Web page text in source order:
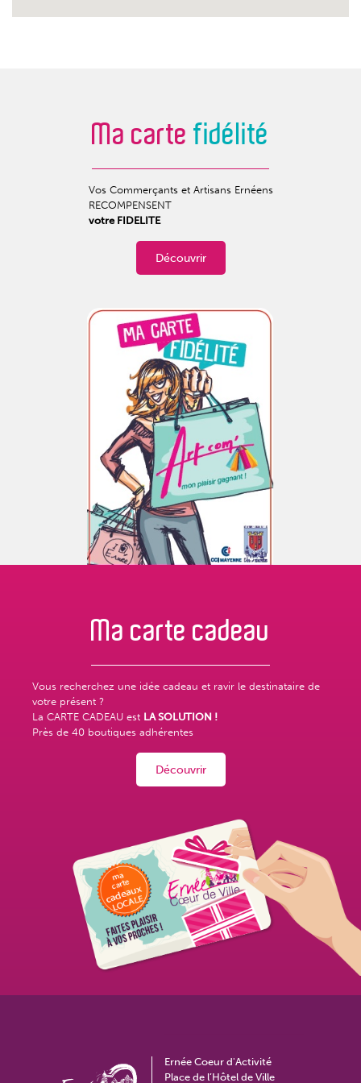
Ma carte fidélité
Vos Commerçants et Artisans Ernéens
RECOMPENSENT
votre FIDELITE
Découvrir
Ma carte cadeau
Vous recherchez une idée cadeau et ravir le destinataire de
votre présent ?
La CARTE CADEAU est LA SOLUTION !
Près de 40 boutiques adhérentes
Découvrir
Ernée Coeur d'Activité
Place de l’Hôtel de Ville